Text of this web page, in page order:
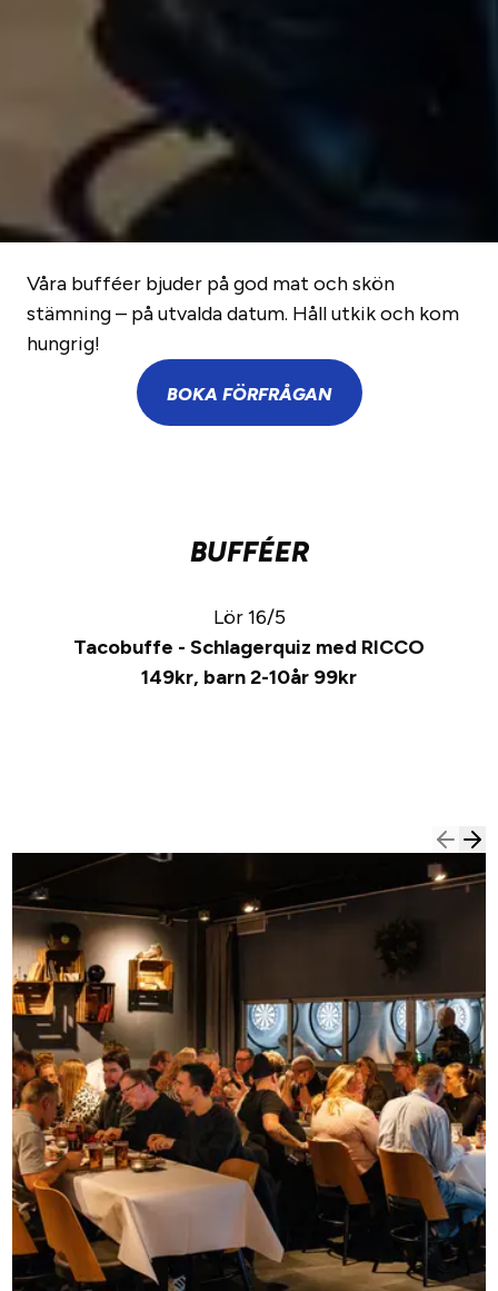
Våra bufféer bjuder på god mat och skön
stämning – på utvalda datum. Håll utkik och kom
hungrig!
BOKA FÖRFRÅGAN
BUFFÉER
Lör 16/5
Tacobuffe - Schlagerquiz med RICCO
149kr, barn 2-10år 99kr